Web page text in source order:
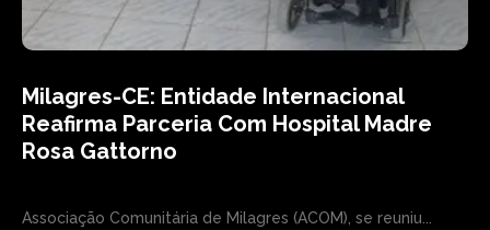
Milagres-CE: Entidade Internacional
Reafirma Parceria Com Hospital Madre
Rosa Gattorno
Associação Comunitária de Milagres (ACOM), se reuniu...